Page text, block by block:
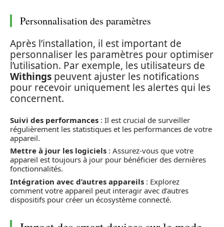
Personnalisation des paramètres
Après l’installation, il est important de
personnaliser les paramètres pour optimiser
l’utilisation. Par exemple, les utilisateurs de
Withings peuvent ajuster les notifications
pour recevoir uniquement les alertes qui les
concernent.
Suivi des performances : Il est crucial de surveiller
régulièrement les statistiques et les performances de votre
appareil.
Mettre à jour les logiciels : Assurez-vous que votre
appareil est toujours à jour pour bénéficier des dernières
fonctionnalités.
Intégration avec d’autres appareils : Explorez
comment votre appareil peut interagir avec d’autres
dispositifs pour créer un écosystème connecté.